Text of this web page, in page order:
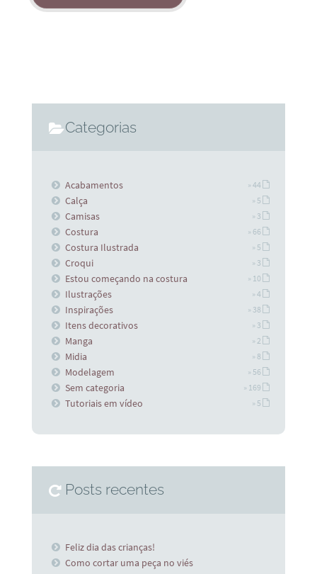
Categorias
Acabamentos » 44
Calça » 5
Camisas » 3
Costura » 66
Costura Ilustrada » 5
Croqui » 3
Estou começando na costura » 10
Ilustrações » 4
Inspirações » 38
Itens decorativos » 3
Manga » 2
Midia » 8
Modelagem » 56
Sem categoria » 169
Tutoriais em vídeo » 5
Posts recentes
Feliz dia das crianças!
Como cortar uma peça no viés